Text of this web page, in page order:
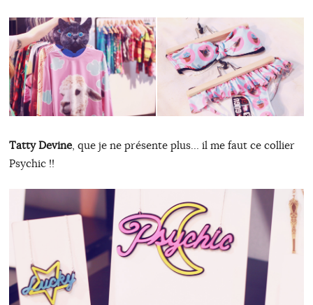
Tatty Devine, que je ne présente plus… il me faut ce collier
Psychic !!